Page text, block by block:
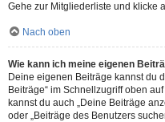
Gehe zur Mitgliederliste und klicke
Nach oben
Wie kann ich meine eigenen
Deine eigenen Beiträge kannst du
Beiträge“ im Schnellzugriff oben
kannst du auch „Deine Beiträge
oder „Beiträge des Benutzers